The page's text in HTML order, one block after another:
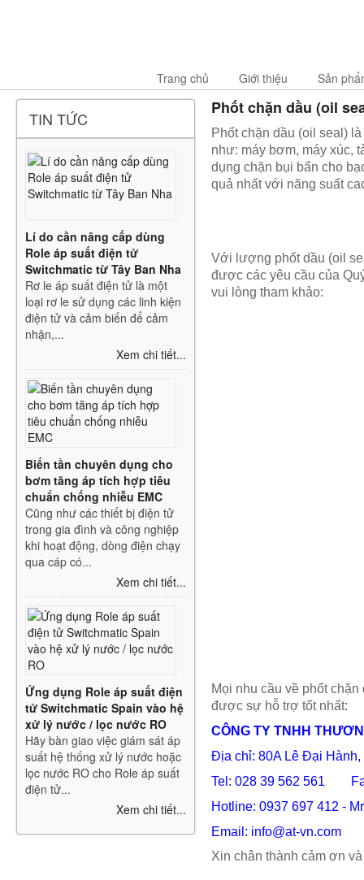
Trang chủ Giới thiệu Sản
TIN TỨC
Lí do cần nâng cấp dùng
Role áp suất điện tử
Switchmatic từ Tây Ban Nha
Rơ le áp suất điện tử là một
loại rơ le sử dụng các linh kiện
điện tử và cảm biến để cảm
nhận,...
Xem chi tiết...
Biến tần chuyên dụng cho
bơm tăng áp tích hợp tiêu
chuẩn chống nhiễu EMC
Cũng như các thiết bị điện tử
trong gia đình và công nghiệp
khi hoạt động, dòng điện chạy
qua cáp có...
Xem chi tiết...
Ứng dụng Role áp suất điện
tử Switchmatic Spain vào hệ
xử lý nước / lọc nước RO
Hãy bàn giao việc giám sát áp
suất hệ thống xử lý nước hoặc
lọc nước RO cho Role áp suất
điện tử...
Xem chi tiết...
Phốt chặn dầu (oil
Phốt chặn dầu (oil seal)
như: máy bơm, máy xúc,
dụng chặn bụi bẩn cho
quả nhất với năng suất
Với lượng phốt dầu (oil
được các yêu cầu của
vui lòng tham khảo:
Mọi nhu cầu về phốt
được sự hỗ trợ tốt nhất:
CÔNG TY TNHH
Địa chỉ: 80A Lê Đại
Tel: 028 39 562 561
Hotline: 0937 697 412 -
Email: info@at-vn.com
Xin chân thành cảm ơn